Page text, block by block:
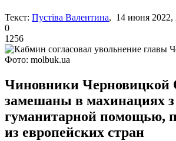
Текст: Пустіва Валентина, 14 июня 2022,
0
1256
Фото: molbuk.ua
Чиновники
замешаны в махинациях з
гуманитарной помощью,
из европейских стран